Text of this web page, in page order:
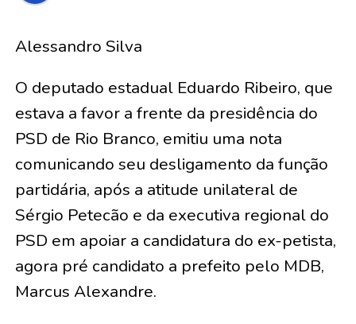
Alessandro Silva
O deputado estadual Eduardo Ribeiro, que
estava a favor a frente da presidência do
PSD de Rio Branco, emitiu uma nota
comunicando seu desligamento da função
partidária, após a atitude unilateral de
Sérgio Petecão e da executiva regional do
PSD em apoiar a candidatura do ex-petista,
agora pré candidato a prefeito pelo MDB,
Marcus Alexandre.